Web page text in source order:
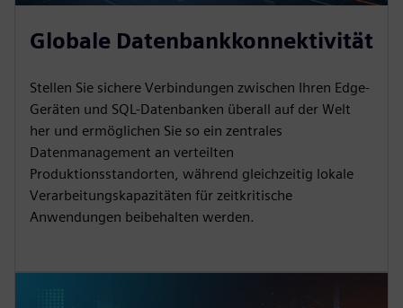
Globale Datenbankkonnektivität
Stellen Sie sichere Verbindungen zwischen Ihren Edge-
Geräten und SQL-Datenbanken überall auf der Welt
her und ermöglichen Sie so ein zentrales
Datenmanagement an verteilten
Produktionsstandorten, während gleichzeitig lokale
Verarbeitungskapazitäten für zeitkritische
Anwendungen beibehalten werden.